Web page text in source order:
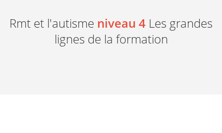
Rmt et l'autisme niveau 4 Les grandes
lignes de la formation